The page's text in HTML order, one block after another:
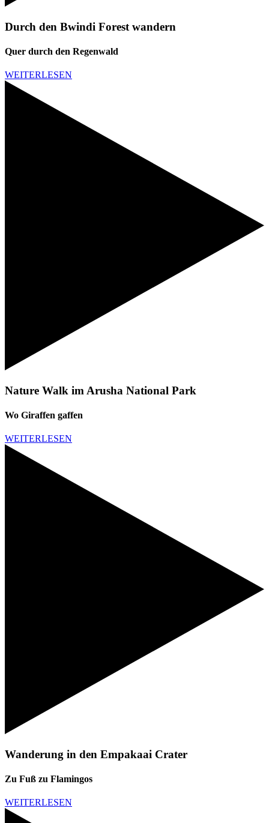
Durch den Bwindi Forest wandern
Quer durch den Regenwald
WEITERLESEN
Nature Walk im Arusha National Park
Wo Giraffen gaffen
WEITERLESEN
Wanderung in den Empakaai Crater
Zu Fuß zu Flamingos
WEITERLESEN